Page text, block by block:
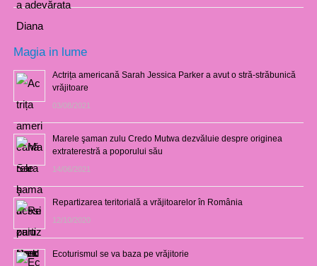
Magia in lume
Actrița americană Sarah Jessica Parker a avut o stră-străbunică
vrăjitoare
03/08/2021
Marele şaman zulu Credo Mutwa dezvăluie despre originea
extraterestră a poporului său
14/06/2021
Repartizarea teritorială a vrăjitoarelor în România
12/10/2020
Ecoturismul se va baza pe vrăjitorie